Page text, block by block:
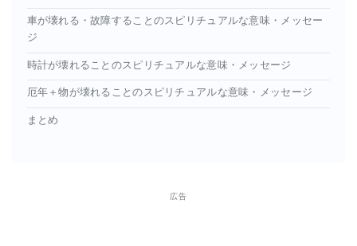
車が壊れる・故障することのスピリチュアルな意味・メッセー
ジ
時計が壊れることのスピリチュアルな意味・メッセージ
厄年＋物が壊れることのスピリチュアルな意味・メッセージ
まとめ
広告